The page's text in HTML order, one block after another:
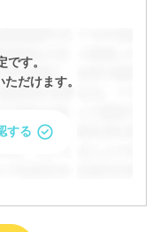
です。
だけます。
する